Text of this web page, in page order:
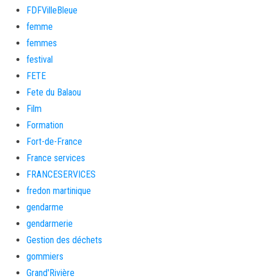
FDFVilleBleue
femme
femmes
festival
FETE
Fete du Balaou
Film
Formation
Fort-de-France
France services
FRANCESERVICES
fredon martinique
gendarme
gendarmerie
Gestion des déchets
gommiers
Grand'Rivière